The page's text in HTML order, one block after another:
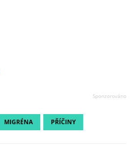
MIGRÉNA PŘÍČINY